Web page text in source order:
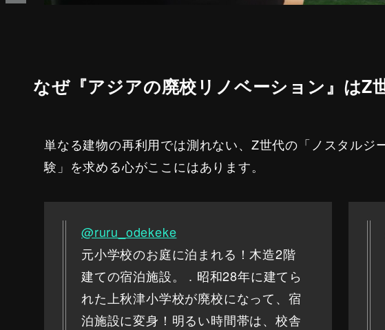
なぜ『アジアの廃校リノベーション』はZ
単なる建物の再利用では測れない、Z世代の「ノスタルジ
験」を求める心がここにはあります。
@ruru_odekeke
元小学校のお庭に泊まれる！木造2階
建ての宿泊施設。 . 昭和28年に建てら
れた上秋津小学校が廃校になって、宿
泊施設に変身！明るい時間帯は、校舎